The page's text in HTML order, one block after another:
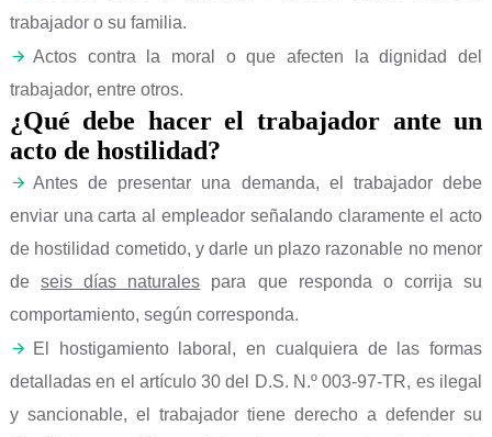
trabajador o su familia.
Actos contra la moral o que afecten la dignidad del
trabajador, entre otros.
¿Qué debe hacer el trabajador ante un
acto de hostilidad?
Antes de presentar una demanda, el trabajador debe
enviar una carta al empleador señalando claramente el acto
de hostilidad cometido, y darle un plazo razonable no menor
deseis días naturales para que responda o corrija su
comportamiento, según corresponda.
El hostigamiento laboral, en cualquiera de las formas
detalladas en el artículo 30 del D.S. N.º 003-97-TR, es ilegal
y sancionable, el trabajador tiene derecho a defender su